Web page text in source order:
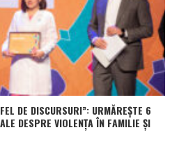
DE DISCURSURI”: URMĂREȘTE 6
DESPRE VIOLENȚA ÎN FAMILIE ȘI